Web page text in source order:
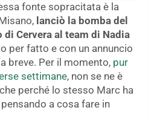
fonte sopracitata è la
lanciò la bomba del
Cervera al team di Nadia
per fatto e con un annuncio
breve. Per il momento, pur
settimane, non se ne è
perché lo stesso Marc ha
a cosa fare in